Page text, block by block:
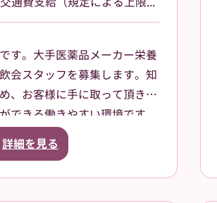
す。大手医薬品メーカー栄養
会スタッフを募集します。知
、お客様に手に取って頂きや
できる働きやすい環境です。
木県、群馬県、埼玉県、千葉
）など各地のドラッグスト
詳細を見る